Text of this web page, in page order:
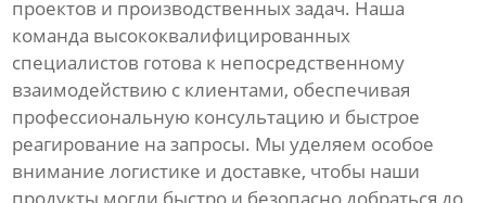
проектов и производственных задач. Наша
команда высококвалифицированных
специалистов готова к непосредственному
взаимодействию с клиентами, обеспечивая
профессиональную консультацию и быстрое
реагирование на запросы. Мы уделяем особое
внимание логистике и доставке, чтобы наши